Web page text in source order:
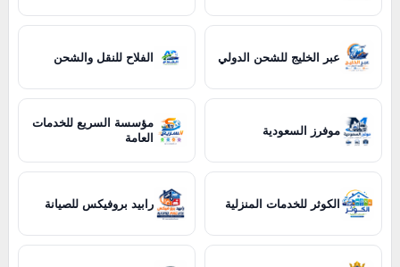
عبر الخليج للشحن الدولي الفلاح للنقل والشحن
موفرز السعودية
مؤسسة السريع للخدمات
العامة
الكوثر للخدمات المنزلية رابيد بروفيكس للصيانة